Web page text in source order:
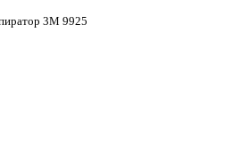
3M 9925